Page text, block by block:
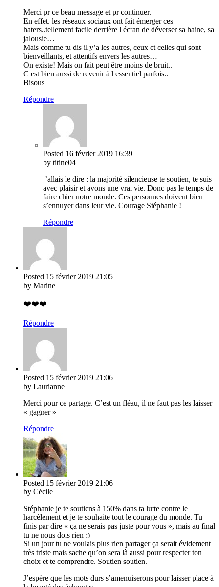
Merci pr ce beau message et pr continuer.
En effet, les réseaux sociaux ont fait émerger ces
haters..tellement facile derrière l écran de déverser sa haine, sa
jalousie…
Mais comme tu dis il y’a les autres, ceux et celles qui sont
bienveillants, et attentifs envers les autres…
On existe! Mais on fait peut être moins de bruit..
C est bien aussi de revenir à l essentiel parfois..
Bisous
Répondre
Posted 16 février 2019 16:39
by titine04
j’allais le dire : la majorité silencieuse te soutien, te suis
avec plaisir et avons une vrai vie. Donc pas le temps de
faire chier notre monde. Ces personnes doivent bien
s’ennuyer dans leur vie. Courage Stéphanie !
Répondre
Posted 15 février 2019 21:05
by Marine
❤️❤️❤️
Répondre
Posted 15 février 2019 21:06
by Laurianne
Merci pour ce partage. C’est un fléau, il ne faut pas les laisser
« gagner »
Répondre
Posted 15 février 2019 21:06
by Cécile
Stéphanie je te soutiens à 150% dans ta lutte contre le
harcèlement et je te souhaite tout le courage du monde. Tu
finis par dire « ça ne serais pas juste pour vous », mais au final
tu ne nous dois rien :)
Si un jour tu ne voulais plus rien partager ça serait évidement
très triste mais sache qu’on sera là aussi pour respecter ton
choix et te comprendre. Soutien soutien.
J’espère que les mots durs s’amenuiserons pour laisser place à